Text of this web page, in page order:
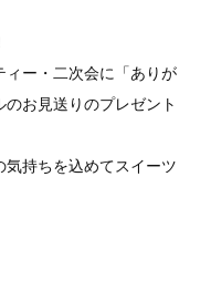
ー・二次会に「ありが
お見送りのプレゼント
持ちを込めてスイーツ